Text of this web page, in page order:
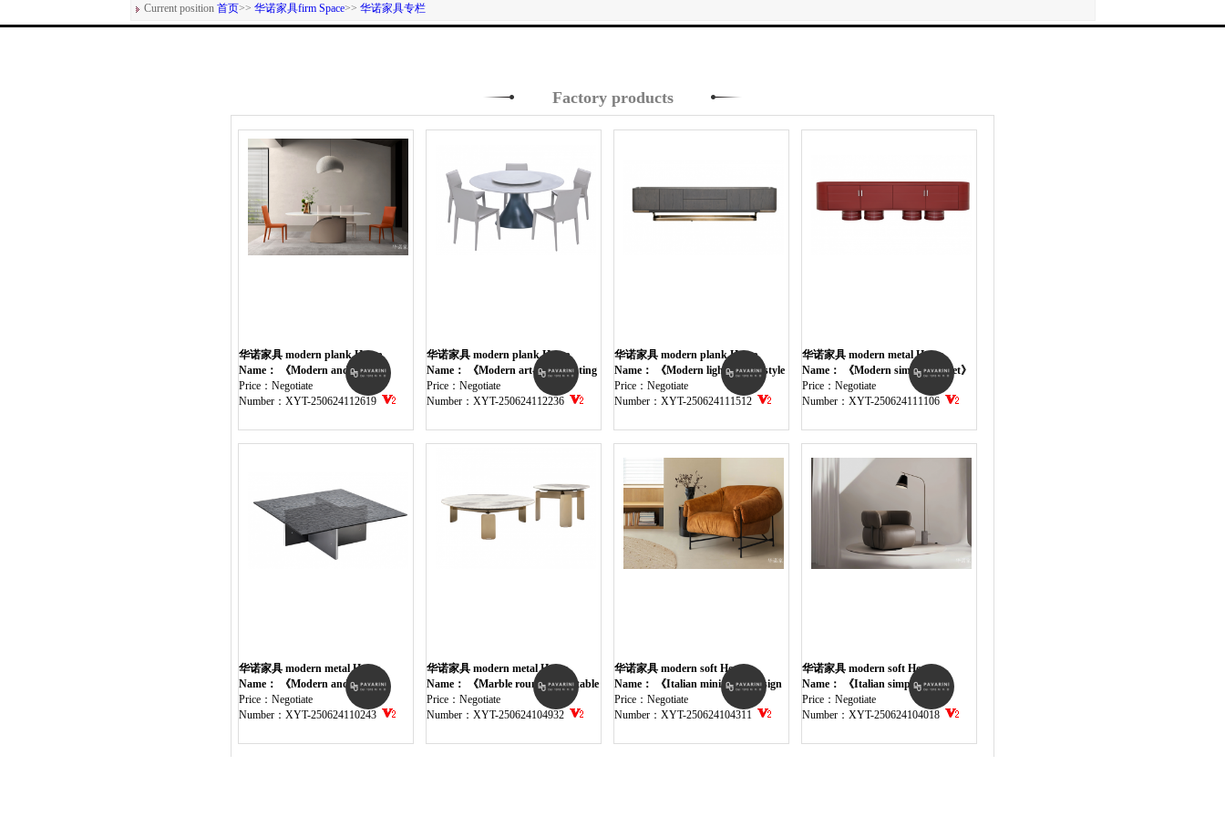
Current position 首页>> 华诺家具firm Space>> 华诺家具专栏
Factory products
华诺家具 modern plank Home
Furniture table
Name： 《Modern and simple
round dining table》
Price：Negotiate
Number：XYT-250624112619
华诺家具 modern plank Home
Furniture table
Name： 《Modern art-style rotating
dining table》
Price：Negotiate
Number：XYT-250624112236
华诺家具 modern plank Home
Furniture cabinet
Name： 《Modern light luxury style
TV cabinet》
Price：Negotiate
Number：XYT-250624111512
华诺家具 modern metal Home
Furniture cabinet
Name： 《Modern simple cabinet》
Price：Negotiate
Number：XYT-250624111106
华诺家具 modern metal Home
Furniture table
Name： 《Modern and simple
square coffee table》
Price：Negotiate
Number：XYT-250624110243
华诺家具 modern metal Home
Furniture table
Name： 《Marble round coffee table
set》
Price：Negotiate
Number：XYT-250624104932
华诺家具 modern soft Home
Furniture chair
Name： 《Italian minimalist design
single chair》
Price：Negotiate
Number：XYT-250624104311
华诺家具 modern soft Home
Furniture chair
Name： 《Italian simple single
chair》
Price：Negotiate
Number：XYT-250624104018